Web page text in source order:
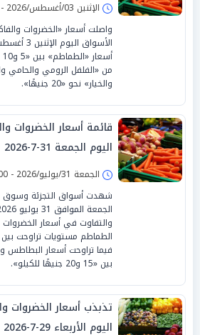
الإثنين 03/أغسطس/2026 - 08:00 ص
واصلت أسعار «الخضروات
من «الفلفل الرومي
والخيار» نحو «20 جنيهًا».
قائمة أسعار الخضروات
اليوم الجمعة 31-7-2026
الجمعة 31/يوليو/2026 - 08:00 ص
شهدت أسواق التجزئة وسوق
والتفاوت في أسعار
فيما تراوحت أسعار البطاطس
بين «15 و20 جنيهًا للكيلو».
تذبذب أسعار الخضروات
اليوم الأربعاء 29-7-2026